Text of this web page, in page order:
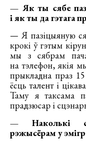
— Як ты сябе
і як ты да гэтага
— Я пазіцыяную
крокі ў гэтым
мы з сябрам
на тэлефон, якія
прыкладна праз
ёсць талент і
Таму я таксама
прадзюсар і
— Наколькі
рэжысёрам у